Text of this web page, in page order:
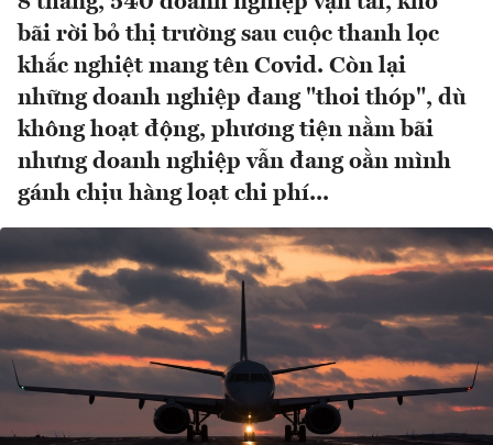
bãi rời bỏ thị trường sau cuộc thanh lọc
khắc nghiệt mang tên Covid. Còn lại
những doanh nghiệp đang "thoi thóp", dù
không hoạt động, phương tiện nằm bãi
nhưng doanh nghiệp vẫn đang oằn mình
gánh chịu hàng loạt chi phí...